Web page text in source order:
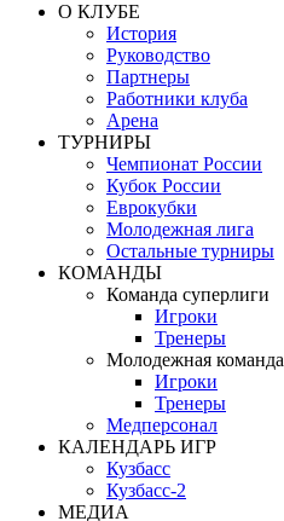
О КЛУБЕ
История
Руководство
Партнеры
Работники клуба
Арена
ТУРНИРЫ
Чемпионат России
Кубок России
Еврокубки
Молодежная лига
Остальные турниры
КОМАНДЫ
Команда суперлиги
Игроки
Тренеры
Молодежная команда
Игроки
Тренеры
Медперсонал
КАЛЕНДАРЬ ИГР
Кузбасс
Кузбасс-2
МЕДИА